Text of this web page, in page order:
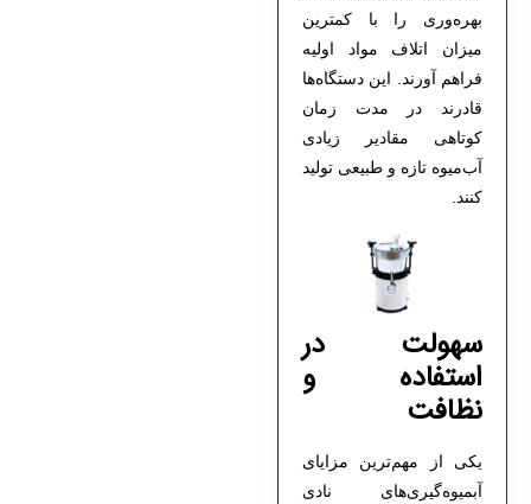
بهره‌وری را با کمترین
میزان اتلاف مواد اولیه
فراهم آورند. این دستگاه‌ها
قادرند در مدت زمان
کوتاهی مقادیر زیادی
آب‌میوه تازه و طبیعی تولید
کنند.
سهولت در
استفاده و
نظافت
یکی از مهم‌ترین مزایای
آبمیوه‌گیری‌های نادی